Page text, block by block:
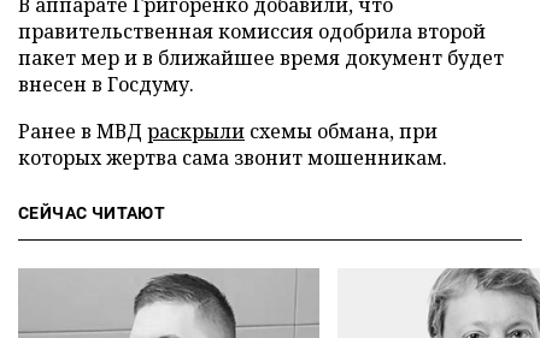
правительственная комиссия одобрила второй
пакет мер и в ближайшее время документ будет
внесен в Госдуму.
Ранее в МВД раскрыли схемы обмана, при
которых жертва сама звонит мошенникам.
СЕЙЧАС ЧИТАЮТ